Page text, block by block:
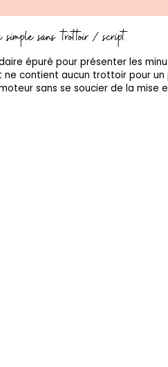
simple sans trottoir / script
épuré pour présenter les
ne contient aucun trottoir pour
sans se soucier de la mise